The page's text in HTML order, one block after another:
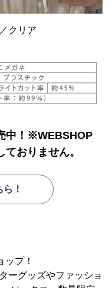
クリア
中！※WEBSHOP
おりません。
ら！
プ！
ーグッズやファッショ